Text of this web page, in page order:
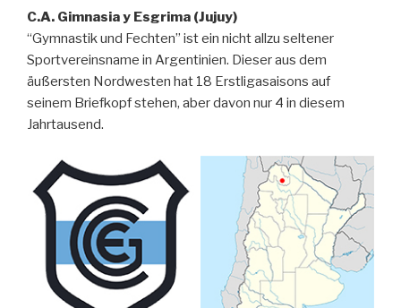
C.A. Gimnasia y Esgrima (Jujuy)
“Gymnastik und Fechten” ist ein nicht allzu seltener
Sportvereinsname in Argentinien. Dieser aus dem
äußersten Nordwesten hat 18 Erstligasaisons auf
seinem Briefkopf stehen, aber davon nur 4 in diesem
Jahrtausend.